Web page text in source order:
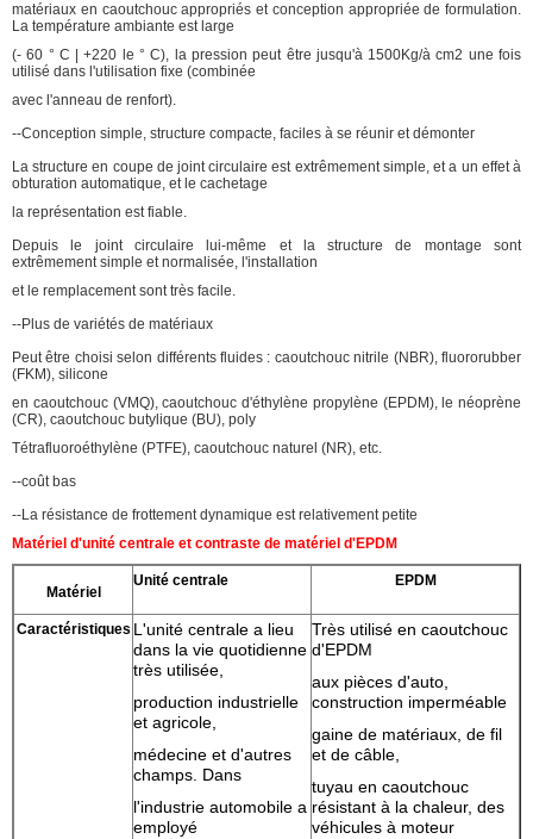
matériaux en caoutchouc appropriés et conception appropriée de formulation.
La température ambiante est large
(- 60 ° C | +220 le ° C), la pression peut être jusqu'à 1500Kg/à cm2 une fois
utilisé dans l'utilisation fixe (combinée
avec l'anneau de renfort).
--Conception simple, structure compacte, faciles à se réunir et démonter
La structure en coupe de joint circulaire est extrêmement simple, et a un effet à
obturation automatique, et le cachetage
la représentation est fiable.
Depuis le joint circulaire lui-même et la structure de montage sont
extrêmement simple et normalisée, l'installation
et le remplacement sont très facile.
--Plus de variétés de matériaux
Peut être choisi selon différents fluides : caoutchouc nitrile (NBR), fluororubber
(FKM), silicone
en caoutchouc (VMQ), caoutchouc d'éthylène propylène (EPDM), le néoprène
(CR), caoutchouc butylique (BU), poly
Tétrafluoroéthylène (PTFE), caoutchouc naturel (NR), etc.
--coût bas
--La résistance de frottement dynamique est relativement petite
Matériel d'unité centrale et contraste de matériel d'EPDM
Matériel
Unité centrale EPDM
Caractéristiques L'unité centrale a lieu
dans la vie quotidienne
très utilisée,
production industrielle
et agricole,
médecine et d'autres
champs. Dans
l'industrie automobile a
employé
Très utilisé en caoutchouc
d'EPDM
aux pièces d'auto,
construction imperméable
gaine de matériaux, de fil
et de câble,
tuyau en caoutchouc
résistant à la chaleur, des
véhicules à moteur